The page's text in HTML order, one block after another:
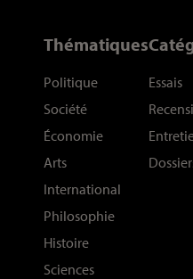
Thématiques
Politique
Société
Économie
Arts
International
Philosophie
Histoire
Sciences
Essais